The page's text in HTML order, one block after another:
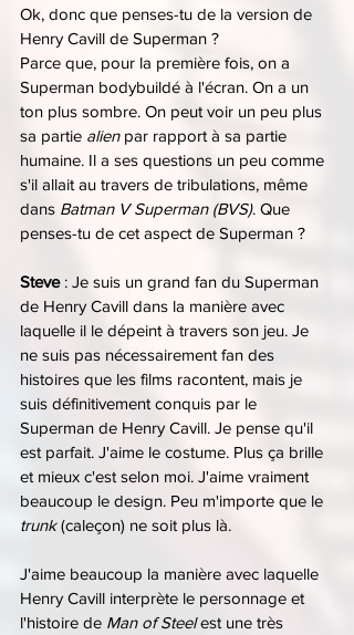
Ok, donc que penses-tu de la version de
Henry Cavill de Superman ?
Parce que, pour la première fois, on a
Superman bodybuildé à l'écran. On a un
ton plus sombre. On peut voir un peu plus
sa partie alien par rapport à sa partie
humaine. Il a ses questions un peu comme
s'il allait au travers de tribulations, même
dans Batman V Superman (BVS). Que
penses-tu de cet aspect de Superman ?
Steve : Je suis un grand fan du Superman
de Henry Cavill dans la manière avec
laquelle il le dépeint à travers son jeu. Je
ne suis pas nécessairement fan des
histoires que les films racontent, mais je
suis définitivement conquis par le
Superman de Henry Cavill. Je pense qu'il
est parfait. J'aime le costume. Plus ça brille
et mieux c'est selon moi. J'aime vraiment
beaucoup le design. Peu m'importe que le
trunk (caleçon) ne soit plus là.
J'aime beaucoup la manière avec laquelle
Henry Cavill interprète le personnage et
l'histoire de Man of Steel est une très